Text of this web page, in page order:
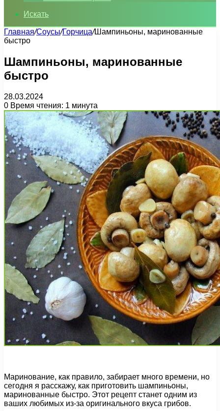
Искать
Главная/Соусы/Горчица/Шампиньоны, маринованные
быстро
Шампиньоны, маринованные
быстро
28.03.2024
0 Время чтения: 1 минута
Маринование, как правило, забирает много времени, но
сегодня я расскажу, как приготовить шампиньоны,
маринованные быстро. Этот рецепт станет одним из
ваших любимых из-за оригинального вкуса грибов.